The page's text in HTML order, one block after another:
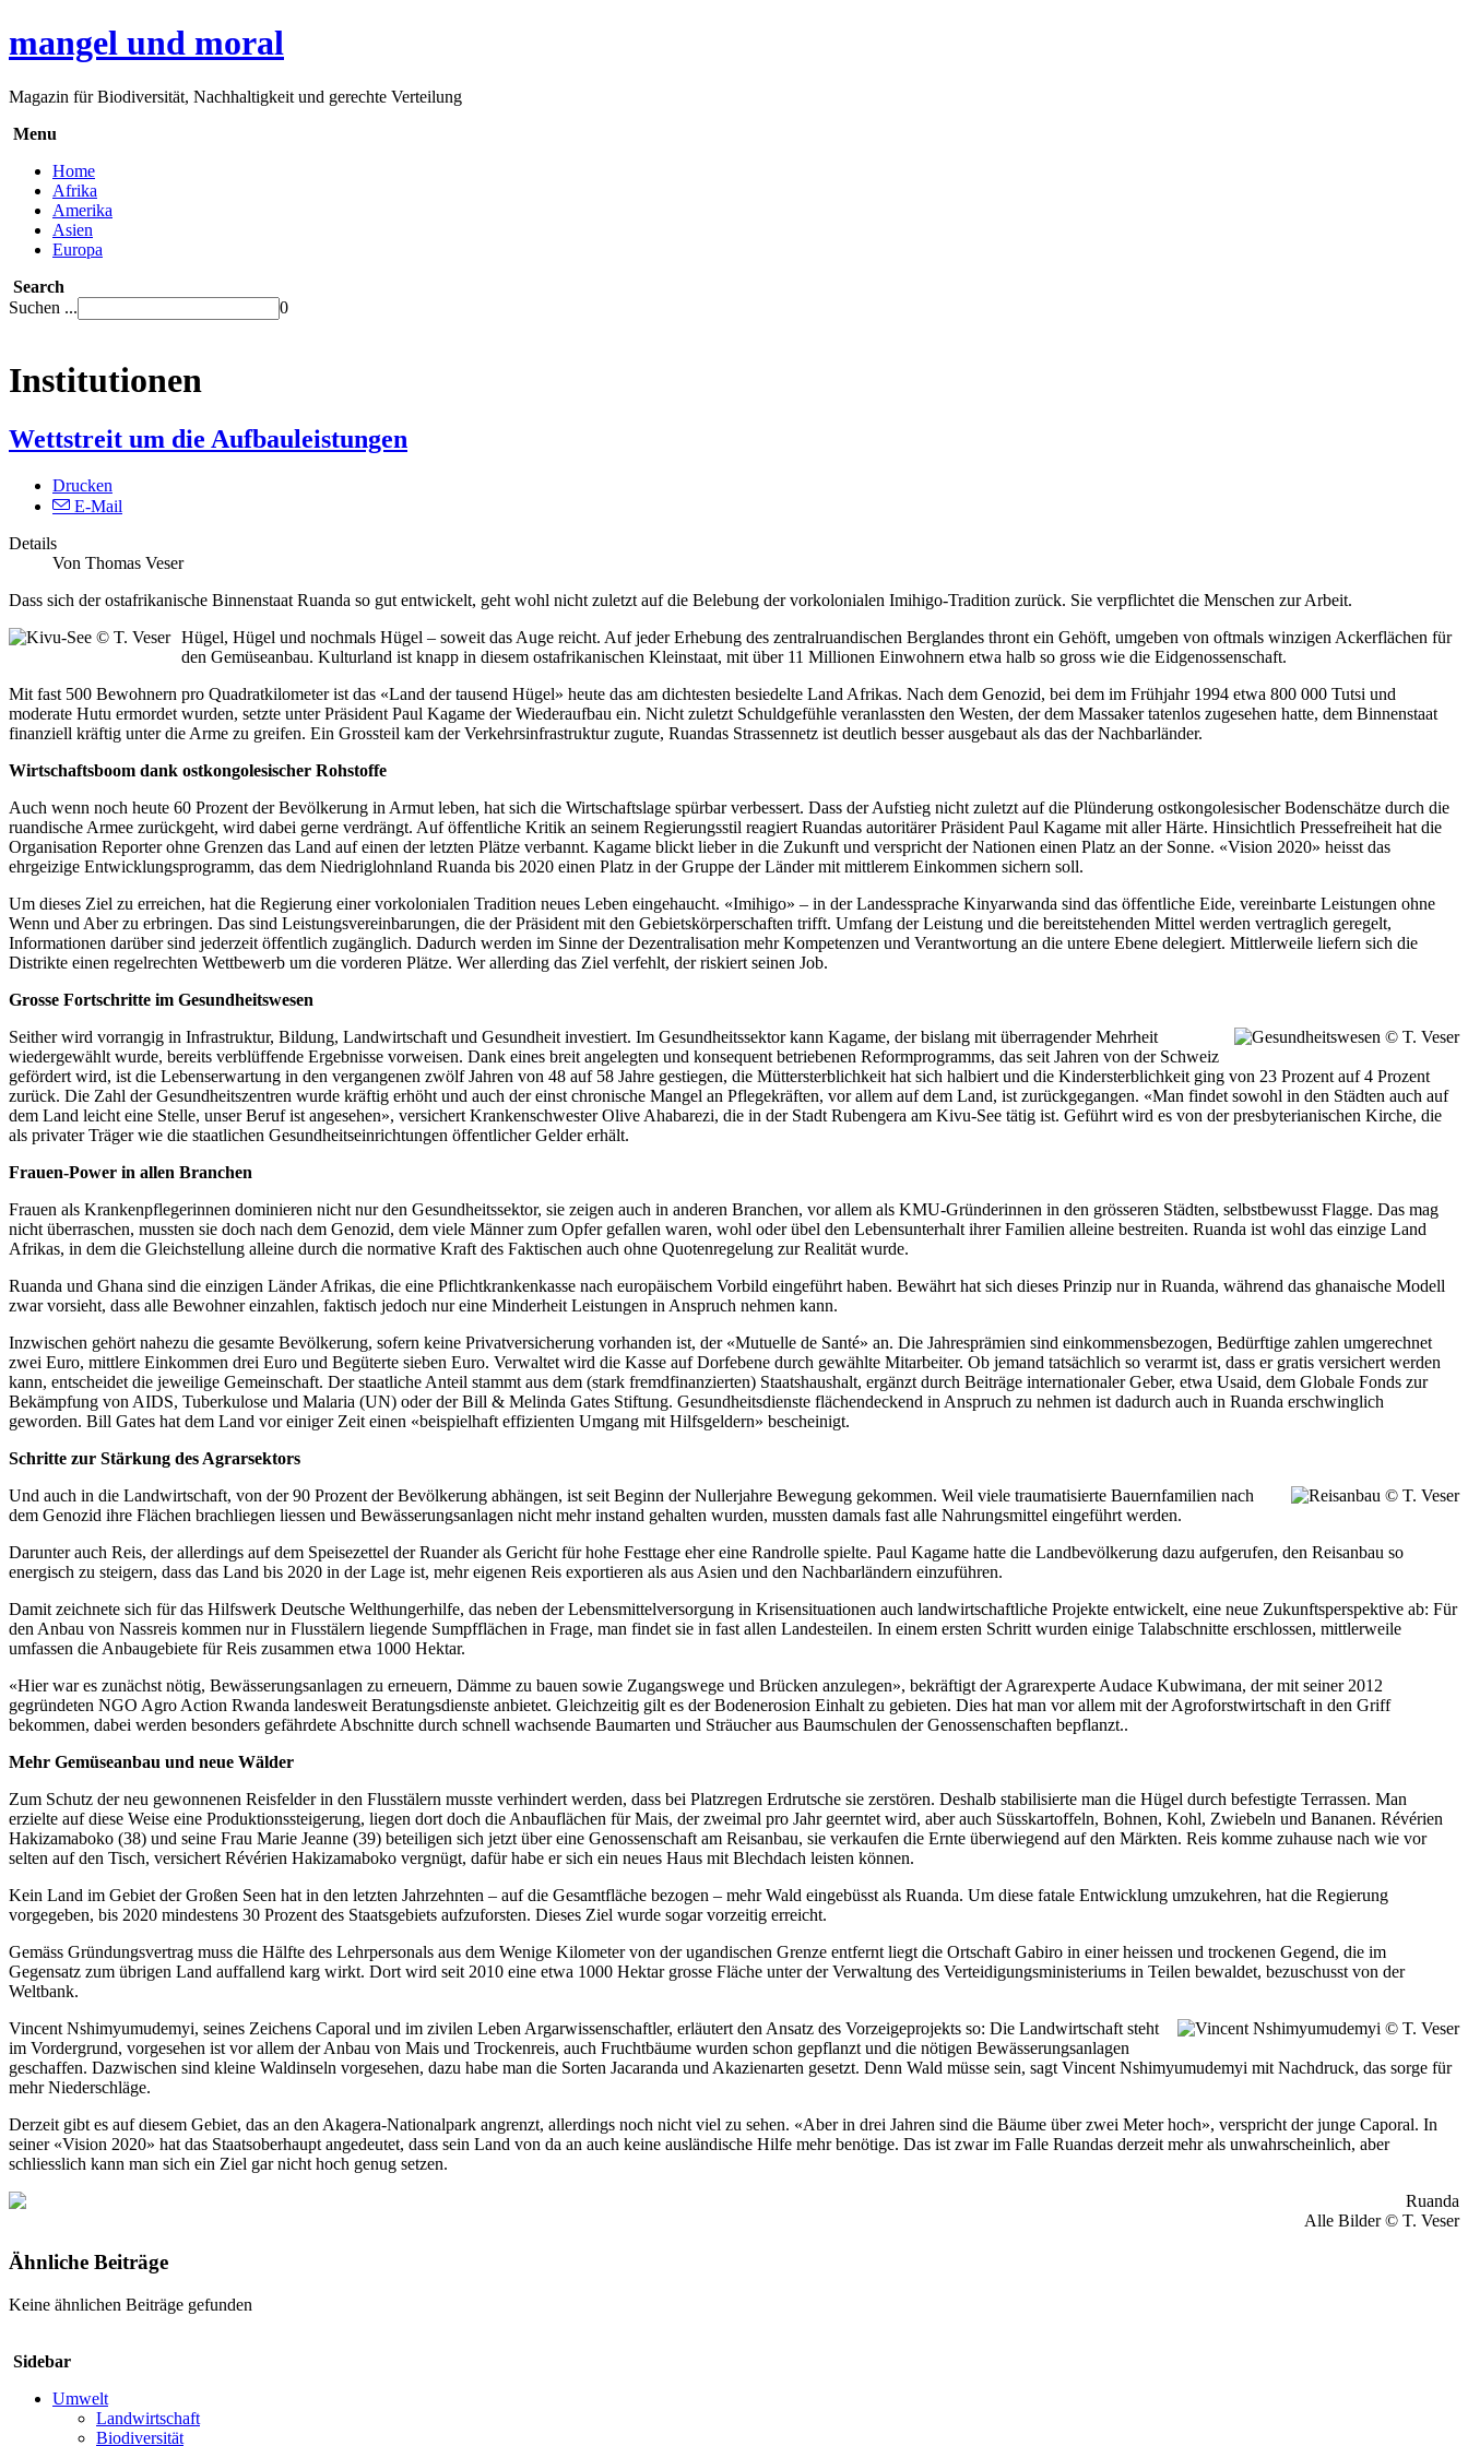
mangel und moral
Magazin für Biodiversität, Nachhaltigkeit und gerechte Verteilung
Menu
Home
Afrika
Amerika
Asien
Europa
Search
Suchen ...
0
Institutionen
Wettstreit um die Aufbauleistungen
Drucken
E-Mail
Details
Von Thomas Veser
Dass sich der ostafrikanische Binnenstaat Ruanda so gut entwickelt, geht wohl nicht zuletzt auf die Belebung der vorkolonialen Imihigo-Tradition zurück. Sie verpflichtet die Menschen zur Arbeit.
Hügel, Hügel und nochmals Hügel – soweit das Auge reicht. Auf jeder Erhebung des zentralruandischen Berglandes thront ein Gehöft, umgeben von oftmals winzigen Ackerflächen für
den Gemüseanbau. Kulturland ist knapp in diesem ostafrikanischen Kleinstaat, mit über 11 Millionen Einwohnern etwa halb so gross wie die Eidgenossenschaft.
Mit fast 500 Bewohnern pro Quadratkilometer ist das «Land der tausend Hügel» heute das am dichtesten besiedelte Land Afrikas. Nach dem Genozid, bei dem im Frühjahr 1994 etwa 800 000 Tutsi und
moderate Hutu ermordet wurden, setzte unter Präsident Paul Kagame der Wiederaufbau ein. Nicht zuletzt Schuldgefühle veranlassten den Westen, der dem Massaker tatenlos zugesehen hatte, dem Binnenstaat
finanziell kräftig unter die Arme zu greifen. Ein Grossteil kam der Verkehrsinfrastruktur zugute, Ruandas Strassennetz ist deutlich besser ausgebaut als das der Nachbarländer.
Wirtschaftsboom dank ostkongolesischer Rohstoffe
Auch wenn noch heute 60 Prozent der Bevölkerung in Armut leben, hat sich die Wirtschaftslage spürbar verbessert. Dass der Aufstieg nicht zuletzt auf die Plünderung ostkongolesischer Bodenschätze durch die
ruandische Armee zurückgeht, wird dabei gerne verdrängt. Auf öffentliche Kritik an seinem Regierungsstil reagiert Ruandas autoritärer Präsident Paul Kagame mit aller Härte. Hinsichtlich Pressefreiheit hat die
Organisation Reporter ohne Grenzen das Land auf einen der letzten Plätze verbannt. Kagame blickt lieber in die Zukunft und verspricht der Nationen einen Platz an der Sonne. «Vision 2020» heisst das
ehrgeizige Entwicklungsprogramm, das dem Niedriglohnland Ruanda bis 2020 einen Platz in der Gruppe der Länder mit mittlerem Einkommen sichern soll.
Um dieses Ziel zu erreichen, hat die Regierung einer vorkolonialen Tradition neues Leben eingehaucht. «Imihigo» – in der Landessprache Kinyarwanda sind das öffentliche Eide, vereinbarte Leistungen ohne
Wenn und Aber zu erbringen. Das sind Leistungsvereinbarungen, die der Präsident mit den Gebietskörperschaften trifft. Umfang der Leistung und die bereitstehenden Mittel werden vertraglich geregelt,
Informationen darüber sind jederzeit öffentlich zugänglich. Dadurch werden im Sinne der Dezentralisation mehr Kompetenzen und Verantwortung an die untere Ebene delegiert. Mittlerweile liefern sich die
Distrikte einen regelrechten Wettbewerb um die vorderen Plätze. Wer allerding das Ziel verfehlt, der riskiert seinen Job.
Grosse Fortschritte im Gesundheitswesen
Seither wird vorrangig in Infrastruktur, Bildung, Landwirtschaft und Gesundheit investiert. Im Gesundheitssektor kann Kagame, der bislang mit überragender Mehrheit
wiedergewählt wurde, bereits verblüffende Ergebnisse vorweisen. Dank eines breit angelegten und konsequent betriebenen Reformprogramms, das seit Jahren von der Schweiz
gefördert wird, ist die Lebenserwartung in den vergangenen zwölf Jahren von 48 auf 58 Jahre gestiegen, die Müttersterblichkeit hat sich halbiert und die Kindersterblichkeit ging von 23 Prozent auf 4 Prozent
zurück. Die Zahl der Gesundheitszentren wurde kräftig erhöht und auch der einst chronische Mangel an Pflegekräften, vor allem auf dem Land, ist zurückgegangen. «Man findet sowohl in den Städten auch auf
dem Land leicht eine Stelle, unser Beruf ist angesehen», versichert Krankenschwester Olive Ahabarezi, die in der Stadt Rubengera am Kivu-See tätig ist. Geführt wird es von der presbyterianischen Kirche, die
als privater Träger wie die staatlichen Gesundheitseinrichtungen öffentlicher Gelder erhält.
Frauen-Power in allen Branchen
Frauen als Krankenpflegerinnen dominieren nicht nur den Gesundheitssektor, sie zeigen auch in anderen Branchen, vor allem als KMU-Gründerinnen in den grösseren Städten, selbstbewusst Flagge. Das mag
nicht überraschen, mussten sie doch nach dem Genozid, dem viele Männer zum Opfer gefallen waren, wohl oder übel den Lebensunterhalt ihrer Familien alleine bestreiten. Ruanda ist wohl das einzige Land
Afrikas, in dem die Gleichstellung alleine durch die normative Kraft des Faktischen auch ohne Quotenregelung zur Realität wurde.
Ruanda und Ghana sind die einzigen Länder Afrikas, die eine Pflichtkrankenkasse nach europäischem Vorbild eingeführt haben. Bewährt hat sich dieses Prinzip nur in Ruanda, während das ghanaische Modell
zwar vorsieht, dass alle Bewohner einzahlen, faktisch jedoch nur eine Minderheit Leistungen in Anspruch nehmen kann.
Inzwischen gehört nahezu die gesamte Bevölkerung, sofern keine Privatversicherung vorhanden ist, der «Mutuelle de Santé» an. Die Jahresprämien sind einkommensbezogen, Bedürftige zahlen umgerechnet
zwei Euro, mittlere Einkommen drei Euro und Begüterte sieben Euro. Verwaltet wird die Kasse auf Dorfebene durch gewählte Mitarbeiter. Ob jemand tatsächlich so verarmt ist, dass er gratis versichert werden
kann, entscheidet die jeweilige Gemeinschaft. Der staatliche Anteil stammt aus dem (stark fremdfinanzierten) Staatshaushalt, ergänzt durch Beiträge internationaler Geber, etwa Usaid, dem Globale Fonds zur
Bekämpfung von AIDS, Tuberkulose und Malaria (UN) oder der Bill & Melinda Gates Stiftung. Gesundheitsdienste flächendeckend in Anspruch zu nehmen ist dadurch auch in Ruanda erschwinglich
geworden. Bill Gates hat dem Land vor einiger Zeit einen «beispielhaft effizienten Umgang mit Hilfsgeldern» bescheinigt.
Schritte zur Stärkung des Agrarsektors
Und auch in die Landwirtschaft, von der 90 Prozent der Bevölkerung abhängen, ist seit Beginn der Nullerjahre Bewegung gekommen. Weil viele traumatisierte Bauernfamilien nach
dem Genozid ihre Flächen brachliegen liessen und Bewässerungsanlagen nicht mehr instand gehalten wurden, mussten damals fast alle Nahrungsmittel eingeführt werden.
Darunter auch Reis, der allerdings auf dem Speisezettel der Ruander als Gericht für hohe Festtage eher eine Randrolle spielte. Paul Kagame hatte die Landbevölkerung dazu aufgerufen, den Reisanbau so
energisch zu steigern, dass das Land bis 2020 in der Lage ist, mehr eigenen Reis exportieren als aus Asien und den Nachbarländern einzuführen.
Damit zeichnete sich für das Hilfswerk Deutsche Welthungerhilfe, das neben der Lebensmittelversorgung in Krisensituationen auch landwirtschaftliche Projekte entwickelt, eine neue Zukunftsperspektive ab: Für
den Anbau von Nassreis kommen nur in Flusstälern liegende Sumpfflächen in Frage, man findet sie in fast allen Landesteilen. In einem ersten Schritt wurden einige Talabschnitte erschlossen, mittlerweile
umfassen die Anbaugebiete für Reis zusammen etwa 1000 Hektar.
«Hier war es zunächst nötig, Bewässerungsanlagen zu erneuern, Dämme zu bauen sowie Zugangswege und Brücken anzulegen», bekräftigt der Agrarexperte Audace Kubwimana, der mit seiner 2012
gegründeten NGO Agro Action Rwanda landesweit Beratungsdienste anbietet. Gleichzeitig gilt es der Bodenerosion Einhalt zu gebieten. Dies hat man vor allem mit der Agroforstwirtschaft in den Griff
bekommen, dabei werden besonders gefährdete Abschnitte durch schnell wachsende Baumarten und Sträucher aus Baumschulen der Genossenschaften bepflanzt..
Mehr Gemüseanbau und neue Wälder
Zum Schutz der neu gewonnenen Reisfelder in den Flusstälern musste verhindert werden, dass bei Platzregen Erdrutsche sie zerstören. Deshalb stabilisierte man die Hügel durch befestigte Terrassen. Man
erzielte auf diese Weise eine Produktionssteigerung, liegen dort doch die Anbauflächen für Mais, der zweimal pro Jahr geerntet wird, aber auch Süsskartoffeln, Bohnen, Kohl, Zwiebeln und Bananen. Révérien
Hakizamaboko (38) und seine Frau Marie Jeanne (39) beteiligen sich jetzt über eine Genossenschaft am Reisanbau, sie verkaufen die Ernte überwiegend auf den Märkten. Reis komme zuhause nach wie vor
selten auf den Tisch, versichert Révérien Hakizamaboko vergnügt, dafür habe er sich ein neues Haus mit Blechdach leisten können.
Kein Land im Gebiet der Großen Seen hat in den letzten Jahrzehnten – auf die Gesamtfläche bezogen – mehr Wald eingebüsst als Ruanda. Um diese fatale Entwicklung umzukehren, hat die Regierung
vorgegeben, bis 2020 mindestens 30 Prozent des Staatsgebiets aufzuforsten. Dieses Ziel wurde sogar vorzeitig erreicht.
Gemäss Gründungsvertrag muss die Hälfte des Lehrpersonals aus dem Wenige Kilometer von der ugandischen Grenze entfernt liegt die Ortschaft Gabiro in einer heissen und trockenen Gegend, die im
Gegensatz zum übrigen Land auffallend karg wirkt. Dort wird seit 2010 eine etwa 1000 Hektar grosse Fläche unter der Verwaltung des Verteidigungsministeriums in Teilen bewaldet, bezuschusst von der
Weltbank.
Vincent Nshimyumudemyi, seines Zeichens Caporal und im zivilen Leben Argarwissenschaftler, erläutert den Ansatz des Vorzeigeprojekts so: Die Landwirtschaft steht
im Vordergrund, vorgesehen ist vor allem der Anbau von Mais und Trockenreis, auch Fruchtbäume wurden schon gepflanzt und die nötigen Bewässerungsanlagen
geschaffen. Dazwischen sind kleine Waldinseln vorgesehen, dazu habe man die Sorten Jacaranda und Akazienarten gesetzt. Denn Wald müsse sein, sagt Vincent Nshimyumudemyi mit Nachdruck, das sorge für
mehr Niederschläge.
Derzeit gibt es auf diesem Gebiet, das an den Akagera-Nationalpark angrenzt, allerdings noch nicht viel zu sehen. «Aber in drei Jahren sind die Bäume über zwei Meter hoch», verspricht der junge Caporal. In
seiner «Vision 2020» hat das Staatsoberhaupt angedeutet, dass sein Land von da an auch keine ausländische Hilfe mehr benötige. Das ist zwar im Falle Ruandas derzeit mehr als unwahrscheinlich, aber
schliesslich kann man sich ein Ziel gar nicht hoch genug setzen.
Alle Bilder © T. Veser
Ähnliche Beiträge
Keine ähnlichen Beiträge gefunden
Sidebar
Umwelt
Landwirtschaft
Biodiversität